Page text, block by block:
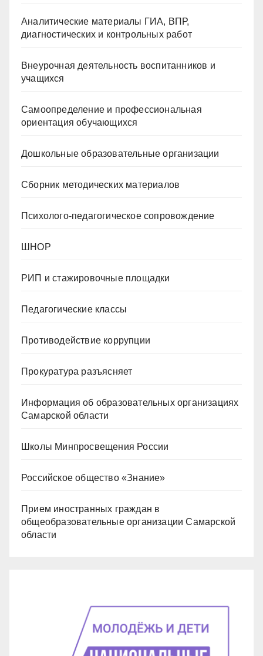
Аналитические материалы ГИА, ВПР,
диагностических и контрольных работ
Внеурочная деятельность воспитанников и
учащихся
Самоопределение и профессиональная
ориентация обучающихся
Дошкольные образовательные организации
Сборник методических материалов
Психолого-педагогическое сопровождение
ШНОР
РИП и стажировочные площадки
Педагогические классы
Противодействие коррупции
Прокуратура разъясняет
Информация об образовательных организациях
Самарской области
Школы Минпросвещения России
Российское общество «Знание»
Прием иностранных граждан в
общеобразовательные организации Самарской
области